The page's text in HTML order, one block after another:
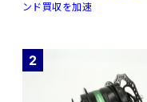
ンド買収を加速
2